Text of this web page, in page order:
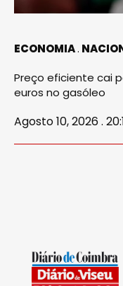
ECONOMIA
Preço eficiente cai
euros no gasóleo
Agosto 10, 2026 .